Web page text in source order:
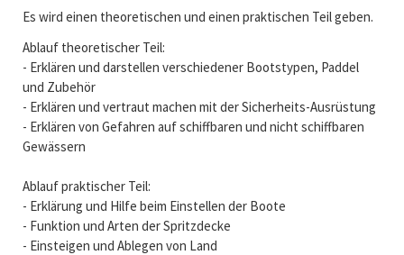
Es wird einen theoretischen und einen praktischen Teil geben.
Ablauf theoretischer Teil:
- Erklären und darstellen verschiedener Bootstypen, Paddel
und Zubehör
- Erklären und vertraut machen mit der Sicherheits-Ausrüstung
- Erklären von Gefahren auf schiffbaren und nicht schiffbaren
Gewässern
Ablauf praktischer Teil:
- Erklärung und Hilfe beim Einstellen der Boote
- Funktion und Arten der Spritzdecke
- Einsteigen und Ablegen von Land